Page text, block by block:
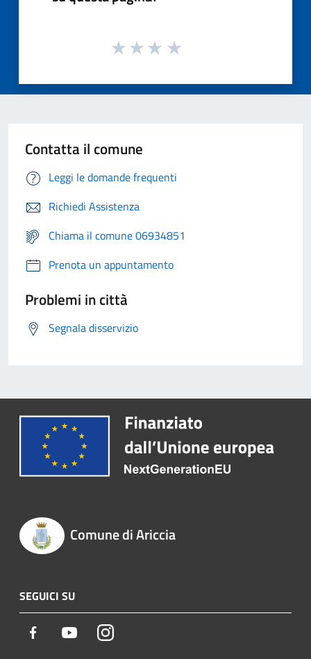
Contatta il comune
Leggi le domande frequenti
Richiedi Assistenza
Chiama il comune 06934851
Prenota un appuntamento
Problemi in città
Segnala disservizio
Comune di Ariccia
SEGUICI SU
Facebook YoutubeInstagram